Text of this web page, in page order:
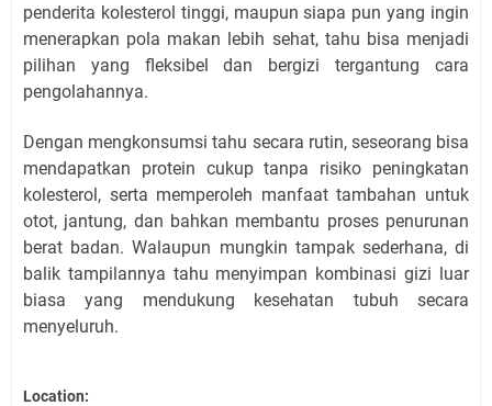
penderita kolesterol tinggi, maupun siapa pun yang ingin
menerapkan pola makan lebih sehat, tahu bisa menjadi
pilihan yang fleksibel dan bergizi tergantung cara
pengolahannya.
Dengan mengkonsumsi tahu secara rutin, seseorang bisa
mendapatkan protein cukup tanpa risiko peningkatan
kolesterol, serta memperoleh manfaat tambahan untuk
otot, jantung, dan bahkan membantu proses penurunan
berat badan. Walaupun mungkin tampak sederhana, di
balik tampilannya tahu menyimpan kombinasi gizi luar
biasa yang mendukung kesehatan tubuh secara
menyeluruh.
Location: